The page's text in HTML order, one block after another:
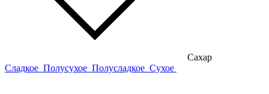
Сахар
Сладкое Полусухое Полусладкое Сухое